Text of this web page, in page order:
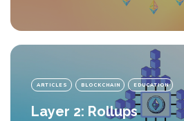
ARTICLES BLOCKCHAIN EDUCATION
Layer 2: Rollups